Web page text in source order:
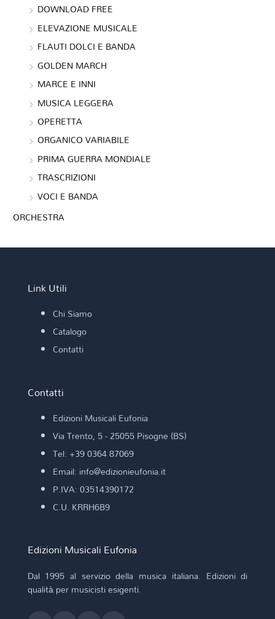
DOWNLOAD FREE
ELEVAZIONE MUSICALE
FLAUTI DOLCI E BANDA
GOLDEN MARCH
MARCE E INNI
MUSICA LEGGERA
OPERETTA
ORGANICO VARIABILE
PRIMA GUERRA MONDIALE
TRASCRIZIONI
VOCI E BANDA
ORCHESTRA
Link Utili
Chi Siamo
Catalogo
Contatti
Contatti
Edizioni Musicali Eufonia
Via Trento, 5 - 25055 Pisogne (BS)
Tel: +39 0364 87069
Email: info@edizionieufonia.it
P.IVA: 03514390172
C.U. KRRH6B9
Edizioni Musicali Eufonia
Dal 1995 al servizio della musica italiana. Edizioni di
qualità per musicisti esigenti.